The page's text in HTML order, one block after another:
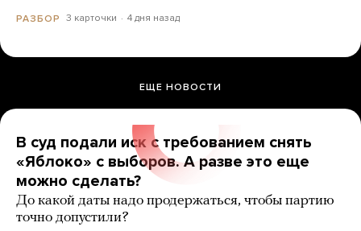
РАЗБОР 3 карточки 4 дня назад
ЕЩЕ НОВОСТИ
В суд подали иск с требованием снять
«Яблоко» с выборов. А разве это еще
можно сделать?
До какой даты надо продержаться, чтобы партию
точно допустили?